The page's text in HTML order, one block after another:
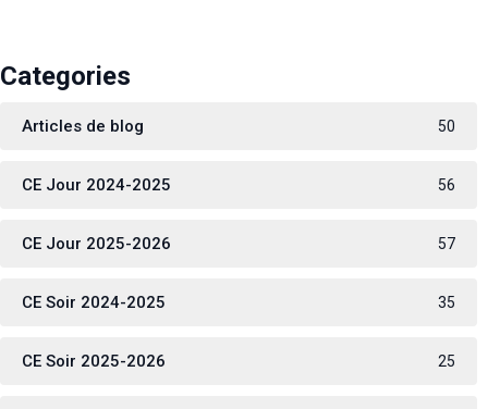
Categories
Articles de blog 50
CE Jour 2024-2025 56
CE Jour 2025-2026 57
CE Soir 2024-2025 35
CE Soir 2025-2026 25